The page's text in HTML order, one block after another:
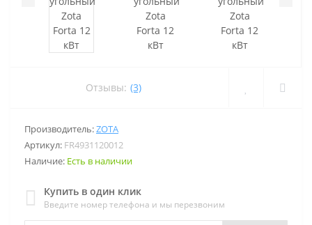
Отзывы: (3)
Производитель:ZOTA
Артикул: FR4931120012
Наличие: Есть в наличии
Купить в один клик
Введите номер телефона и мы перезвоним